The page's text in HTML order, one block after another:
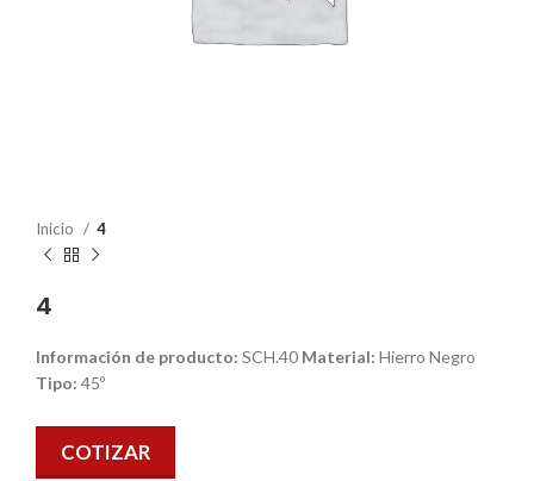
Inicio 4
4
Información de producto: SCH.40 Material: Hierro Negro
Tipo: 45º
COTIZAR